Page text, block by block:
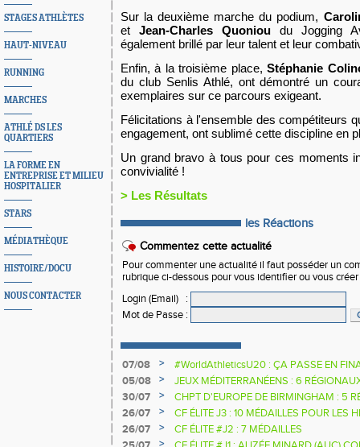
STAGES ATHLÈTES
HAUT-NIVEAU
RUNNING
MARCHES
ATHLÉ DS LES
QUARTIERS
LA FORME EN
ENTREPRISE ET MILIEU
HOSPITALIER
STARS
MÉDIATHÈQUE
HISTOIRE/DOCU
NOUS CONTACTER
Sur la deuxième marche du podium,
et Jean-Charles Quoniou du Jogging
également brillé par leur talent et leur
Enfin, à la troisième place,Stéphanie
du club Senlis Athlé, ont démontré un
exemplaires sur ce parcours exigeant.
Félicitations à l'ensemble des compétiteurs
engagement, ont sublimé cette discipline en
Un grand bravo à tous pour ces moments
convivialité !
> Les Résultats
les Réactions
Commentez cette actualité
Pour commenter une actualité il faut posséder un
rubrique ci-dessous pour vous identifier ou vous
Login (Email)
:
Mot de Passe :
07/08 >
#WorldAthleticsU20 : ÇA PASSE EN
SAUTEURS
05/08 >
JEUX MÉDITERRANÉENS : 6
30/07
>
CHPT D'EUROPE DE BIRMINGHAM : 5
26/07
>
CF ÉLITE J3 : 10 MÉDAILLES POUR LES
26/07
>
CF ÉLITE #J2 : 7 MÉDAILLES
>